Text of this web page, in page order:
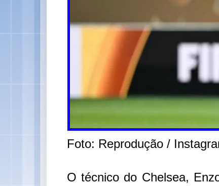
Foto: Reprodução /
O técnico do Chelsea,